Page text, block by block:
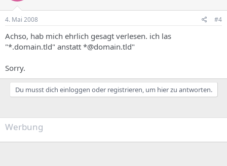
4. Mai 2008 #4
Achso, hab mich ehrlich gesagt verlesen. ich las
"*.domain.tld" anstatt *@domain.tld"
Sorry.
Du musst dich einloggen oder registrieren, um hier zu antworten.
Werbung